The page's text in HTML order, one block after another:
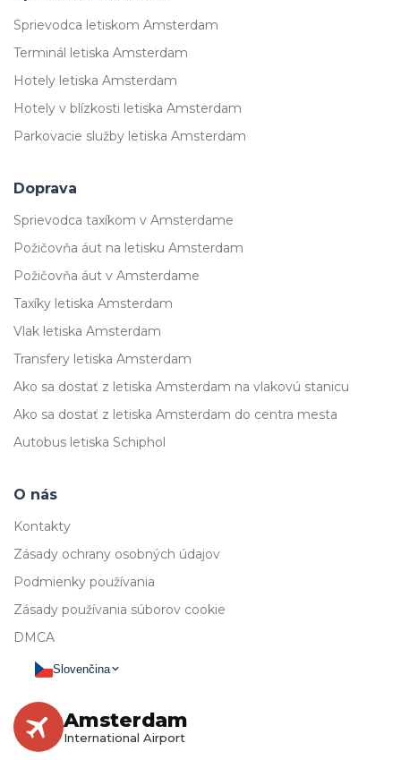
Sprievodca letiskom Amsterdam
Terminál letiska Amsterdam
Hotely letiska Amsterdam
Hotely v blízkosti letiska Amsterdam
Parkovacie služby letiska Amsterdam
Doprava
Sprievodca taxíkom v Amsterdame
Požičovňa áut na letisku Amsterdam
Požičovňa áut v Amsterdame
Taxíky letiska Amsterdam
Vlak letiska Amsterdam
Transfery letiska Amsterdam
Ako sa dostať z letiska Amsterdam na vlakovú stanicu
Ako sa dostať z letiska Amsterdam do centra mesta
Autobus letiska Schiphol
O nás
Kontakty
Zásady ochrany osobných údajov
Podmienky používania
Zásady používania súborov cookie
DMCA
Slovenčina
Amsterdam
International Airport